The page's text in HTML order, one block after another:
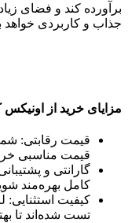
برآورده کند و فضای
جذاب و کاربردی خواهد
مزایای خرید از اونیکس
قیمت رقابتی:
قیمت مناسبی
گارانتی و
کامل بهره‌مند
کیفیت
تست شده‌اند تا